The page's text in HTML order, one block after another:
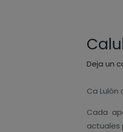
Deja un
Ca
Cada
actuales